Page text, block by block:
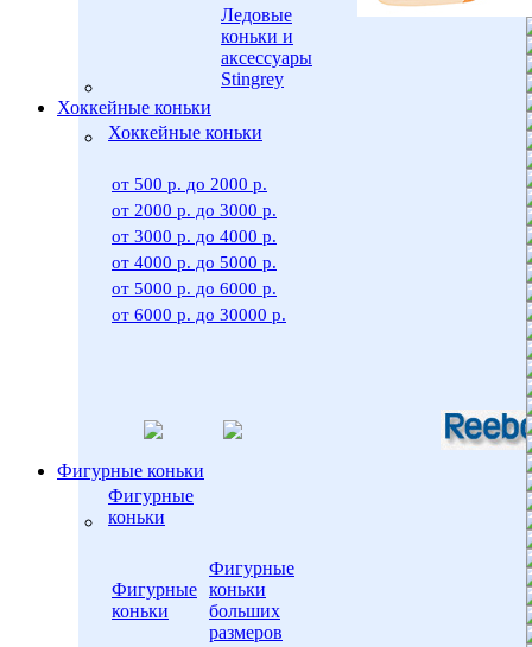
Ледовые
коньки и
аксессуары
Stingrey
Хоккейные коньки
Хоккейные коньки
от 500 р. до 2000 р.
от 2000 р. до 3000 р.
от 3000 р. до 4000 р.
от 4000 р. до 5000 р.
от 5000 р. до 6000 р.
от 6000 р. до 30000 р.
Фигурные коньки
Фигурные
коньки
Фигурные
коньки
Фигурные
коньки
больших
размеров